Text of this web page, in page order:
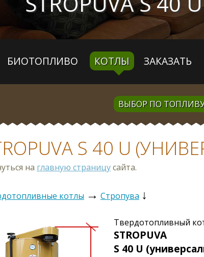
БИОТОПЛИВО КОТЛЫ ЗАКАЗАТЬ
ВЫБОР ПО
S 40 U
на главную страницусайта.
котлы → Стропува ↓
Твердотопливный
STROPUVA
S 40 U